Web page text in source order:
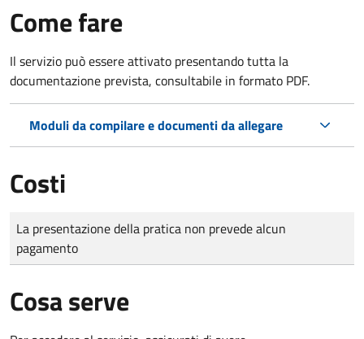
Come fare
Il servizio può essere attivato presentando tutta la
documentazione prevista, consultabile in formato PDF.
Moduli da compilare e documenti da allegare
Costi
Tipo di pagamento
Importo
La presentazione della pratica non prevede alcun
pagamento
Cosa serve